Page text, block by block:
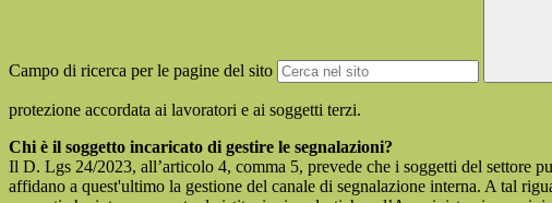
Campo di ricerca per le pagine del sito
protezione accordata ai lavoratori e ai soggetti terzi.
Chi è il soggetto incaricato di gestire le segnalazioni?
Il D. Lgs 24/2023, all’articolo 4, comma 5, prevede che i soggetti del settore
affidano a quest'ultimo la gestione del canale di segnalazione interna. A tal